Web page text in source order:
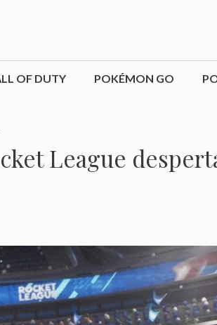
OF DUTY POKÉMON GO
League